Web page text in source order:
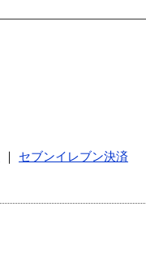
セブンイレブン決済